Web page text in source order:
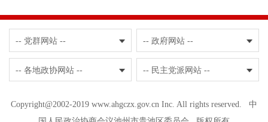
-- 党群网站 -- -- 政府网站 --
-- 各地政协网站 -- -- 民主党派网站 --
Copyright@2002-2019 www.ahgczx.gov.cn Inc. All rights reserved. 中